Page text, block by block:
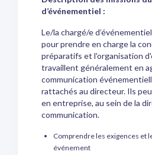
d’événementiel :
Le/la chargé/e
pour prendre en charge la
préparatifs et l'organisation
travaillent généralement en
communication
rattachés au directeur. Ils
en entreprise, au sein de la
communication.
Comprendre les exigences et
événement